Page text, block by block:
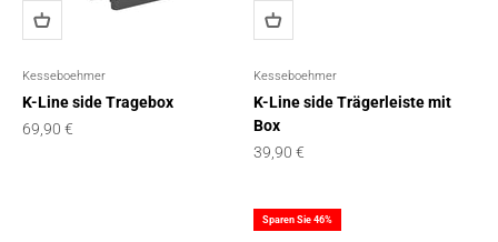
Kesseboehmer
K-Line side Tragebox
Angebot
69,90 €
Kesseboehmer
K-Line side Trägerleiste mit
Box
Angebot
39,90 €
Sparen Sie 46%